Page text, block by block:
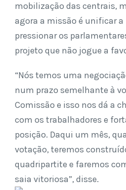
mobilização das centrais,
agora a missão é unificar a
pressionar os
projeto que não jogue a
“Nós temos uma
num prazo semelhante à
Comissão e isso nos dá a
com os trabalhadores e
posição. Daqui um mês,
votação, teremos
quadripartite e faremos
saia vitoriosa”, disse.